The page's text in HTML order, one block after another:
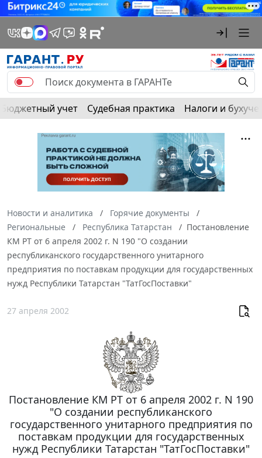
Бюджетный учет Судебная практика Налоги и
Новости и аналитика
Горячие документы
Региональные
Республика Татарстан
Постановление
КМ РТ от 6 апреля 2002 г. N 190 "О создании
республиканского государственного унитарного
предприятия по поставкам продукции для государственных
нужд Республики Татарстан "ТатГосПоставки"
27 апреля 2002
Постановление КМ РТ от 6 апреля 2002 г. N 190
"О создании республиканского
государственного унитарного предприятия по
поставкам продукции для государственных
нужд Республики Татарстан "ТатГосПоставки"